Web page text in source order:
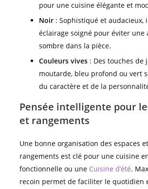
pour une cuisine élégante et
Noir : Sophistiqué et audacieux,
éclairage soigné pour éviter une
sombre dans la pièce.
Couleurs vives : Des touches de
moutarde, bleu profond ou vert
du caractère et de la
Pensée intelligente pour
et rangements
Une bonne organisation des espaces
rangements est clé pour une cuisine
fonctionnelle ou une Cuisine d’été.
recoin permet de faciliter le quotidien